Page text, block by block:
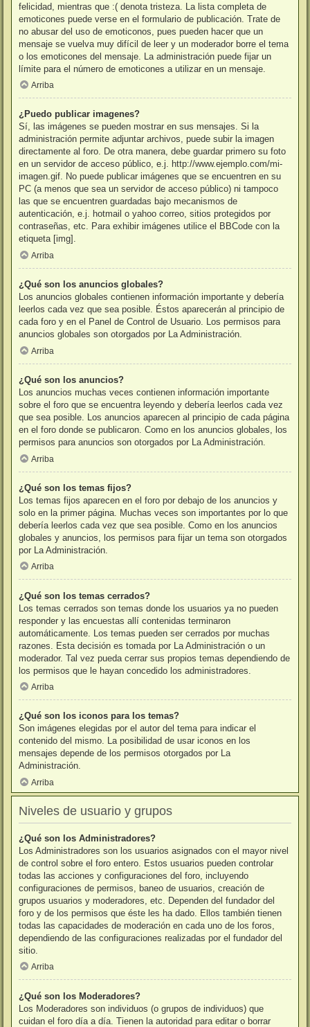
felicidad, mientras que :( denota tristeza. La lista completa de
emoticones puede verse en el formulario de publicación. Trate de
no abusar del uso de emoticonos, pues pueden hacer que un
mensaje se vuelva muy difícil de leer y un moderador borre el tema
o los emoticones del mensaje. La administración puede fijar un
límite para el número de emoticones a utilizar en un mensaje.
Arriba
¿Puedo publicar imagenes?
Sí, las imágenes se pueden mostrar en sus mensajes. Si la
administración permite adjuntar archivos, puede subir la imagen
directamente al foro. De otra manera, debe guardar primero su foto
en un servidor de acceso público, e.j. http://www.ejemplo.com/mi-
imagen.gif. No puede publicar imágenes que se encuentren en su
PC (a menos que sea un servidor de acceso público) ni tampoco
las que se encuentren guardadas bajo mecanismos de
autenticación, e.j. hotmail o yahoo correo, sitios protegidos por
contraseñas, etc. Para exhibir imágenes utilice el BBCode con la
etiqueta [img].
Arriba
¿Qué son los anuncios globales?
Los anuncios globales contienen información importante y debería
leerlos cada vez que sea posible. Éstos aparecerán al principio de
cada foro y en el Panel de Control de Usuario. Los permisos para
anuncios globales son otorgados por La Administración.
Arriba
¿Qué son los anuncios?
Los anuncios muchas veces contienen información importante
sobre el foro que se encuentra leyendo y debería leerlos cada vez
que sea posible. Los anuncios aparecen al principio de cada página
en el foro donde se publicaron. Como en los anuncios globales, los
permisos para anuncios son otorgados por La Administración.
Arriba
¿Qué son los temas fijos?
Los temas fijos aparecen en el foro por debajo de los anuncios y
solo en la primer página. Muchas veces son importantes por lo que
debería leerlos cada vez que sea posible. Como en los anuncios
globales y anuncios, los permisos para fijar un tema son otorgados
por La Administración.
Arriba
¿Qué son los temas cerrados?
Los temas cerrados son temas donde los usuarios ya no pueden
responder y las encuestas allí contenidas terminaron
automáticamente. Los temas pueden ser cerrados por muchas
razones. Esta decisión es tomada por La Administración o un
moderador. Tal vez pueda cerrar sus propios temas dependiendo de
los permisos que le hayan concedido los administradores.
Arriba
¿Qué son los iconos para los temas?
Son imágenes elegidas por el autor del tema para indicar el
contenido del mismo. La posibilidad de usar iconos en los
mensajes depende de los permisos otorgados por La
Administración.
Arriba
Niveles de usuario y grupos
¿Qué son los Administradores?
Los Administradores son los usuarios asignados con el mayor nivel
de control sobre el foro entero. Estos usuarios pueden controlar
todas las acciones y configuraciones del foro, incluyendo
configuraciones de permisos, baneo de usuarios, creación de
grupos usuarios y moderadores, etc. Dependen del fundador del
foro y de los permisos que éste les ha dado. Ellos también tienen
todas las capacidades de moderación en cada uno de los foros,
dependiendo de las configuraciones realizadas por el fundador del
sitio.
Arriba
¿Qué son los Moderadores?
Los Moderadores son individuos (o grupos de individuos) que
cuidan el foro día a día. Tienen la autoridad para editar o borrar